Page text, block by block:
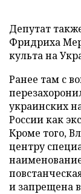
Депутат
Фридриха
культа на
Ранее там с
украинских
России как
Кроме того,
центру
и запрещена